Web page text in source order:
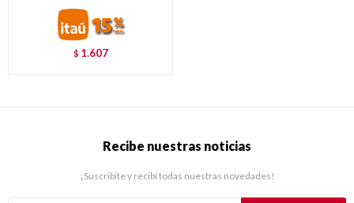
$ 1.607
Recibe nuestras noticias
¡Suscribite y recibí todas nuestras novedades!